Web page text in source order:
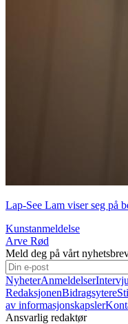
Lap-See Lam viser seg på
Kunstanmeldelse
Arve Rød
Meld deg på vårt
NyheterAnmeldelser
RedaksjonenBidragsytere
av informasjonskapsler
Ansvarlig redaktør